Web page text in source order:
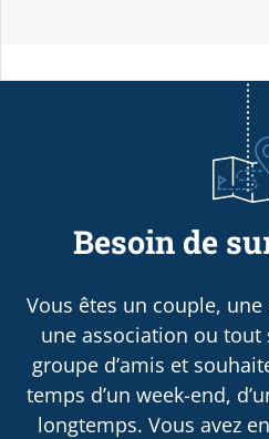
Besoin de
Vous êtes un couple,
une association ou
groupe d’amis et
temps d’un week-end,
longtemps. Vous avez